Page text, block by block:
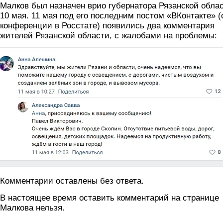
Малков был назначен врио губернатора Рязанской
10 мая. 11 мая под его последним постом «ВКонтакте»
конференции в Росстате) появились два комментария
жителей Рязанской области, с жалобами на проблемы:
Комментарии оставлены без ответа.
В настоящее время оставить комментарий на странице
Малкова нельзя.